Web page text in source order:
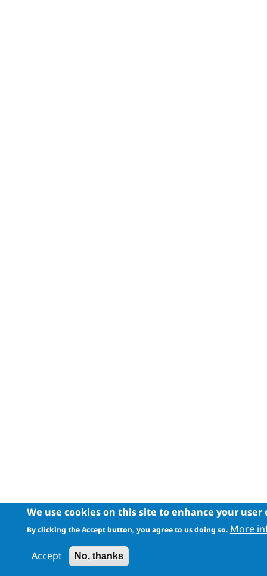
We use cookies on this site to enhance your user
By clicking the Accept button, you agree to us doing so. More
Accept
No, thanks